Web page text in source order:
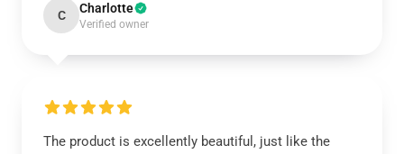
C Charlotte
Verified owner
The product is excellently beautiful, just like the